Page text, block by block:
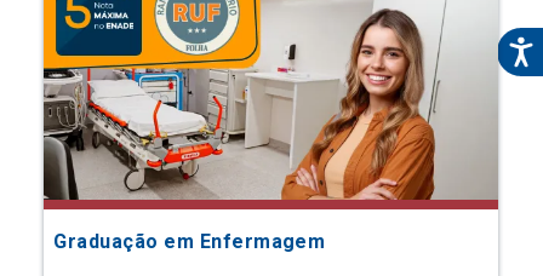
Graduação em Enfermagem